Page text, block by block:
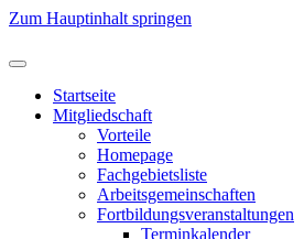
Zum Hauptinhalt springen
Startseite
Mitgliedschaft
Vorteile
Homepage
Fachgebietsliste
Arbeitsgemeinschaften
Fortbildungsveranstaltungen
Terminkalender